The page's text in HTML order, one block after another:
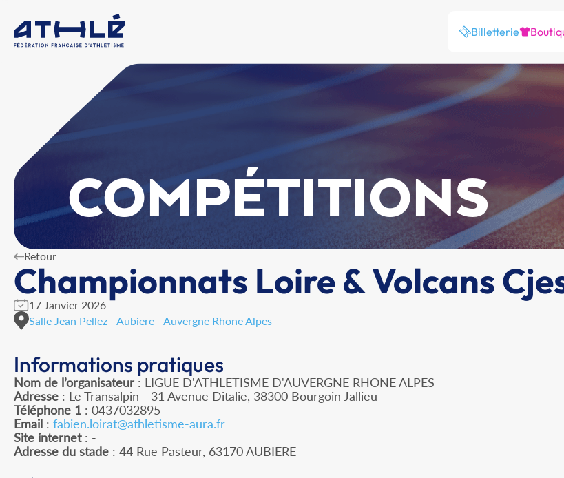
Billetterie
COMPÉTITIONS
Retour
Championnats Loire & Volcans
17 Janvier 2026
Salle Jean Pellez - Aubiere - Auvergne Rhone Alpes
Informations pratiques
Nom de l’organisateur : LIGUE D'ATHLETISME D'AUVERGNE RHONE ALPES
Adresse : Le Transalpin - 31 Avenue Ditalie, 38300 Bourgoin Jallieu
Téléphone 1 : 0437032895
Email : fabien.loirat@athletisme-aura.fr
Site internet: -
Adresse du stade : 44 Rue Pasteur, 63170 AUBIERE